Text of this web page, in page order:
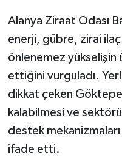
Alanya Ziraat Odası
enerji, gübre, zirai
önlenemez yükselişin
ettiğini vurguladı.
dikkat çeken
kalabilmesi ve
destek
ifade etti.